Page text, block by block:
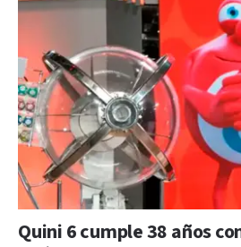
Quini 6 cumple 38 años